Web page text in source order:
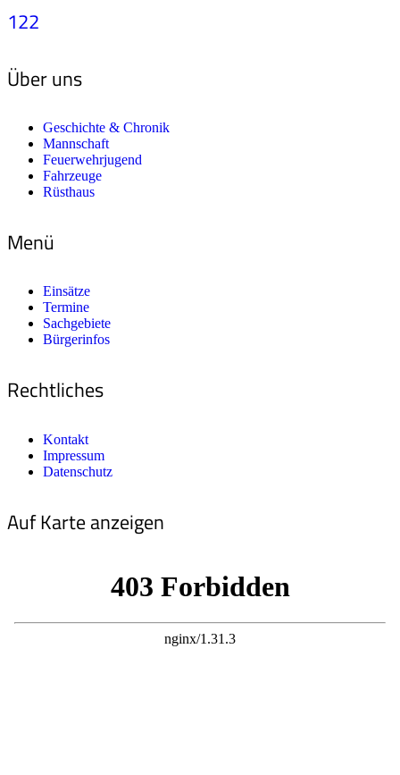
122
Über uns
Geschichte & Chronik
Mannschaft
Feuerwehrjugend
Fahrzeuge
Rüsthaus
Menü
Einsätze
Termine
Sachgebiete
Bürgerinfos
Rechtliches
Kontakt
Impressum
Datenschutz
Auf Karte anzeigen